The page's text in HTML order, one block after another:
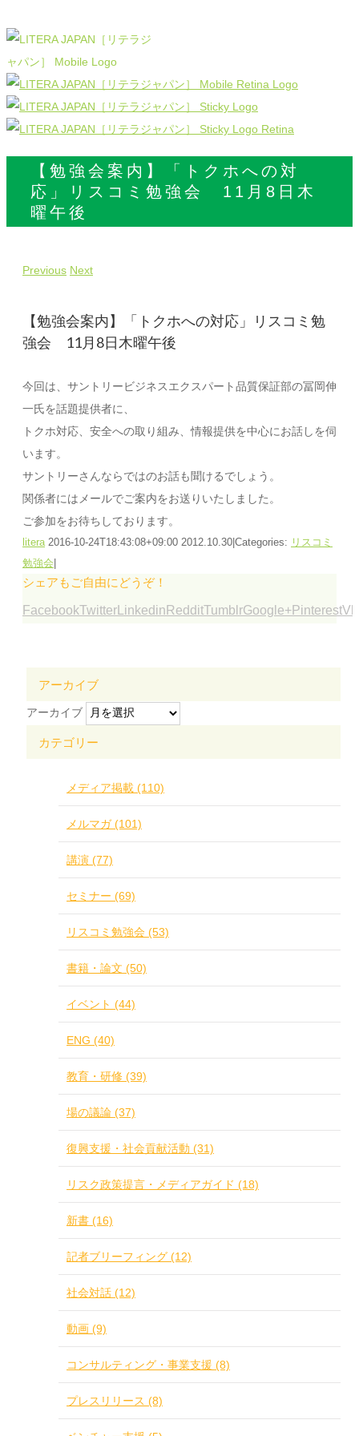
【勉強会案内】「トクホへの対
応」リスコミ勉強会 11月8日木
曜午後
Previous Next
【勉強会案内】「トクホへの対応」リスコミ勉
強会 11月8日木曜午後
今回は、サントリービジネスエクスパート品質保証部の冨岡伸
一氏を話題提供者に、
トクホ対応、安全への取り組み、情報提供を中心にお話しを伺
います。
サントリーさんならではのお話も聞けるでしょう。
関係者にはメールでご案内をお送りいたしました。
ご参加をお待ちしております。
litera 2016-10-24T18:43:08+09:00 2012.10.30 Categories: リスコミ
勉強会
シェアもご自由にどうぞ！
FacebookTwitter Linkedin RedditTumblrGoogle+PinterestVk
アーカイブ
アーカイブ
カテゴリー
メディア掲載 (110)
メルマガ (101)
講演 (77)
セミナー (69)
リスコミ勉強会 (53)
書籍・論文 (50)
イベント (44)
ENG (40)
教育・研修 (39)
場の議論 (37)
復興支援・社会貢献活動 (31)
リスク政策提言・メディアガイド (18)
新書 (16)
記者ブリーフィング (12)
社会対話 (12)
動画 (9)
コンサルティング・事業支援 (8)
プレスリリース (8)